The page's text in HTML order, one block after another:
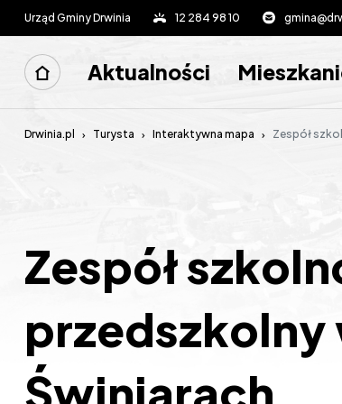
Urząd Gminy Drwinia 12 284 98 10
Aktualności
Drwinia.pl Turysta Interaktywna mapa Zespół
Zespół
przedszkolny
Świniarach